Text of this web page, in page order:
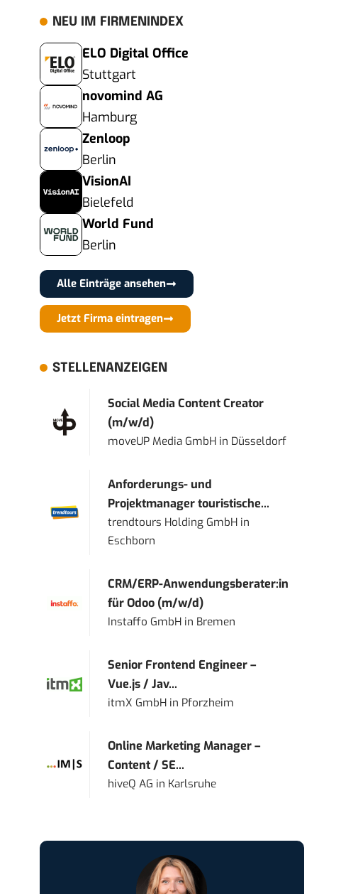
NEU IM FIRMENINDEX
ELO Digital Office
Stuttgart
novomind AG
Hamburg
Zenloop
Berlin
VisionAI
Bielefeld
World Fund
Berlin
Alle Einträge ansehen
Jetzt Firma eintragen
STELLENANZEIGEN
Social Media Content Creator
(m/w/d)
moveUP Media GmbH in Düsseldorf
Anforderungs- und
Projektmanager touristische...
trendtours Holding GmbH in
Eschborn
CRM/ERP-Anwendungsberater:in
für Odoo (m/w/d)
Instaffo GmbH in Bremen
Senior Frontend Engineer –
Vue.js / Jav...
itmX GmbH in Pforzheim
Online Marketing Manager –
Content / SE...
hiveQ AG in Karlsruhe